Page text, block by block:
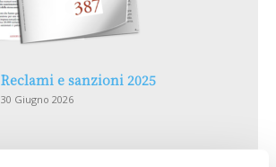
Reclami e sanzioni 2025
30 Giugno 2026